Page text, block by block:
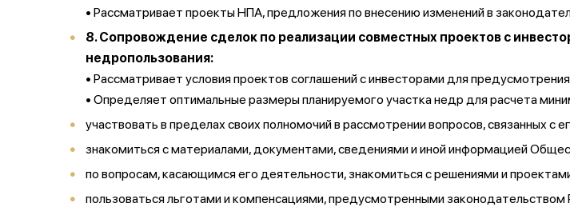
• Рассматривает проекты НПА, предложения по внесению изменений в
8. Сопровождение сделок по реализации совместных проектов с
недропользования:
• Рассматривает условия проектов соглашений с инвесторами для
• Определяет оптимальные размеры планируемого участка недр для расчета
участвовать в пределах своих полномочий в рассмотрении вопросов, связанных
знакомиться с материалами, документами, сведениями и иной информацией
по вопросам, касающимся его деятельности, знакомиться с решениями и
пользоваться льготами и компенсациями, предусмотренными